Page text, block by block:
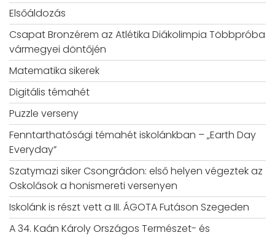
Elsőáldozás
Csapat Bronzérem az Atlétika Diákolimpia Többpróba
vármegyei döntőjén
Matematika sikerek
Digitális témahét
Puzzle verseny
Fenntarthatósági témahét iskolánkban – „Earth Day
Everyday”
Szatymazi siker Csongrádon: első helyen végeztek az
Oskolások a honismereti versenyen
Iskolánk is részt vett a III. ÁGOTA Futáson Szegeden
A 34. Kaán Károly Országos Természet- és